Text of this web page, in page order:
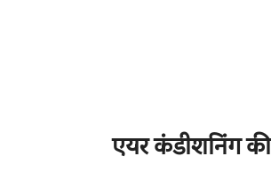
एयर कंडीशनिंग